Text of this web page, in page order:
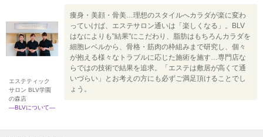
エステティック
サロン BLV学園
の森店
―BLVについて―
痩身・美顔・骨美…理想のスタイルへカラダが楽に変わ
っていけば、エステサロン通いは「楽しくなる」。BLV
はなによりも"結果"にこだわり、脂肪はもちろんカラダを
細胞レベルから、骨格・筋肉の枠組みまで研究し、個々
が抱える様々なトラブルに応じた施術を施す…専門店な
らではの技術で結果を追求。「エステは敷居が高くて通
いづらい」とお考えの方にも必ずご満足頂けることでし
ょう。